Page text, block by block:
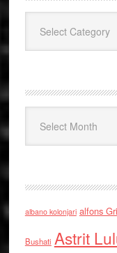
albano kolonjari alfons
Bushati Astrit